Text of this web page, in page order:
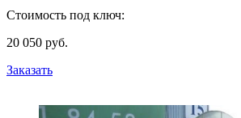
Стоимость под ключ:
20 050 руб.
Заказать